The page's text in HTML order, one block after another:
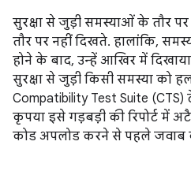
सुरक्षा से जुड़ी समस्याओं के तौर पर
तौर पर नहीं दिखते. हालांकि,
होने के बाद, उन्हें आखिर में
सुरक्षा से जुड़ी किसी समस्या को
Compatibility Test Suite (CTS)
कृपया इसे गड़बड़ी की रिपोर्ट में
कोड अपलोड करने से पहले जवाब